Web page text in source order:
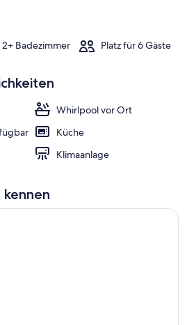
2+ Badezimmer Platz für 6 Gäste
Whirlpool vor Ort
Küche
Klimaanlage